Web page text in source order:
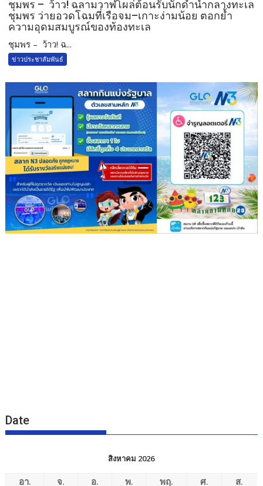
ชุมพร – ว้าว! ฉลามวาฬโผล่ต้อนรับนักดำน้ำกลางทะเล
ชุมพร ว่ายอวดโฉมที่เรือจม–เกาะง่ามน้อย ตอกย้ำ
ความอุดมสมบูรณ์ของท้องทะเล
ชุมพร – ว้าว! ฉ...
ข่าวประชาสัมพันธ์
Date
สิงหาคม 2026
อา. จ. อ. พ. พฤ. ศ.
ส.